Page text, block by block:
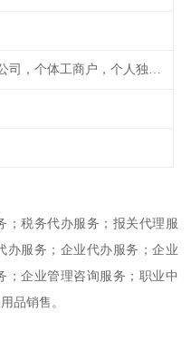
；税务代办服务；报关代理服
办服务；企业代办服务；企业
；企业管理咨询服务；职业中
品销售。